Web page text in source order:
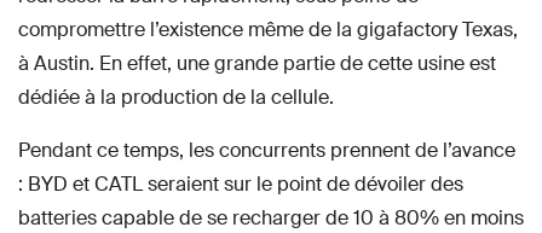
compromettre l’existence même de la gigafactory Texas,
à Austin. En effet, une grande partie de cette usine est
dédiée à la production de la cellule.
Pendant ce temps, les concurrents prennent de l’avance
: BYD et CATL seraient sur le point de dévoiler des
batteries capable de se recharger de 10 à 80% en moins